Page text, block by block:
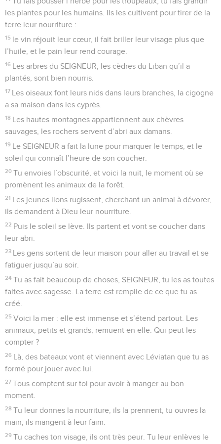
les plantes pour les humains. Ils les cultivent pour tirer de la
terre leur nourriture :
15 le vin réjouit leur cœur, il fait briller leur visage plus que
l’huile, et le pain leur rend courage.
16 Les arbres du SEIGNEUR, les cèdres du Liban qu’il a
plantés, sont bien nourris.
17 Les oiseaux font leurs nids dans leurs branches, la cigogne
a sa maison dans les cyprès.
18 Les hautes montagnes appartiennent aux chèvres
sauvages, les rochers servent d’abri aux damans.
19 Le SEIGNEUR a fait la lune pour marquer le temps, et le
soleil qui connaît l’heure de son coucher.
20 Tu envoies l’obscurité, et voici la nuit, le moment où se
promènent les animaux de la forêt.
21 Les jeunes lions rugissent, cherchant un animal à dévorer,
ils demandent à Dieu leur nourriture.
22 Puis le soleil se lève. Ils partent et vont se coucher dans
leur abri.
23 Les gens sortent de leur maison pour aller au travail et se
fatiguer jusqu’au soir.
24 Tu as fait beaucoup de choses, SEIGNEUR, tu les as toutes
faites avec sagesse. La terre est remplie de ce que tu as
créé.
25 Voici la mer : elle est immense et s’étend partout. Les
animaux, petits et grands, remuent en elle. Qui peut les
compter ?
26 Là, des bateaux vont et viennent avec Léviatan que tu as
formé pour jouer avec lui.
27 Tous comptent sur toi pour avoir à manger au bon
moment.
28 Tu leur donnes la nourriture, ils la prennent, tu ouvres la
main, ils mangent à leur faim.
29 Tu caches ton visage, ils ont très peur. Tu leur enlèves le